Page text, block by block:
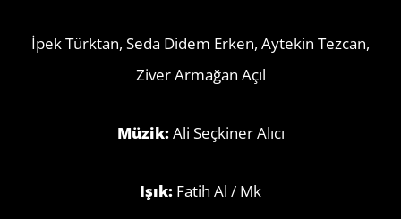
İpek Türktan, Seda Didem Erken, Aytekin Tezcan,
Ziver Armağan Açıl
Müzik:Ali Seçkiner Alıcı
Işık: Fatih Al / Mk